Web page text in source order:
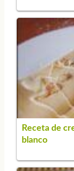
Receta de
blanco